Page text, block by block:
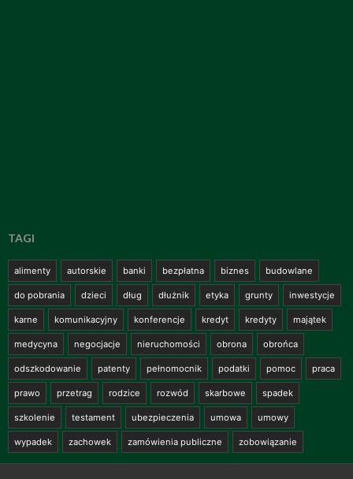
TAGI
alimenty autorskie banki bezpłatna biznes budowlane
do pobrania dzieci dług dłużnik etyka grunty inwestycje
karne komunikacyjny konferencje kredyt kredyty majątek
medycyna negocjacje nieruchomości obrona obrońca
odszkodowanie patenty pełnomocnik podatki pomoc praca
prawo przetrag rodzice rozwód skarbowe spadek
szkolenie testament ubezpieczenia umowa umowy
wypadek zachowek zamówienia publiczne zobowiązanie